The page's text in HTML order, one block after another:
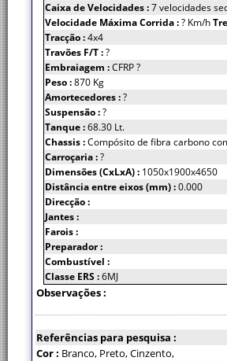
Caixa de Velocidades :7 velocidades
Velocidade Máxima Corrida :? Km/h
Tracção :4x4
Travões F/T :?
Embraiagem :CFRP ?
Peso :870 Kg
Amortecedores :?
Suspensão :?
Tanque :68.30 Lt.
Chassis :Compósito de fibra carbono
Carroçaria :?
Dimensões (CxLxA) : 1050x1900x4650
Distância entre eixos (mm) :0.000
Direcção :
Jantes :
Farois :
Preparador :
Combustível :
Classe ERS :6MJ
Observações :
Referências para pesquisa :
Cor : Branco, Preto, Cinzento,